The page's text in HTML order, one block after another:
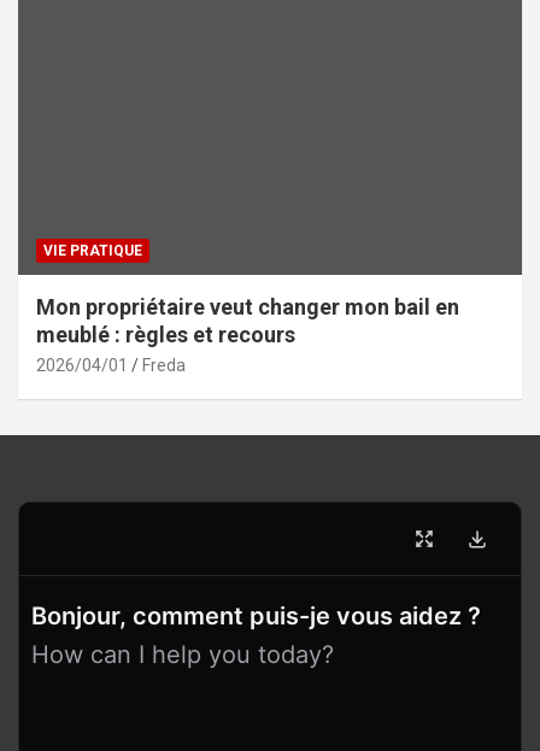
VIE PRATIQUE
Mon propriétaire veut changer mon bail en
meublé : règles et recours
2026/04/01 Freda
Bonjour, comment puis-je vous aidez ?
How can I help you today?